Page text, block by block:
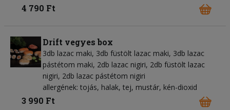
4 790 Ft
Drift vegyes box
3db lazac maki, 3db füstölt lazac maki, 3db lazac
pástétom maki, 2db lazac nigiri, 2db füstölt lazac
nigiri, 2db lazac pástétom nigiri
allergének: tojás, halak, tej, mustár, kén-dioxid
3 990 Ft